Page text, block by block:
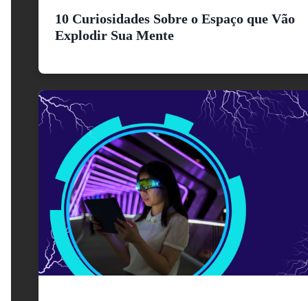
10 Curiosidades Sobre o Espaço que Vão
Explodir Sua Mente